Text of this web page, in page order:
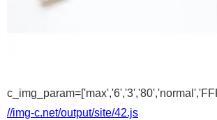
//img-c.net/output/site/42.js